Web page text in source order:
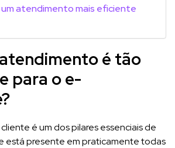
atendimento mais eficiente
é tão
para o e-
é um dos pilares essenciais de
está presente em praticamente todas